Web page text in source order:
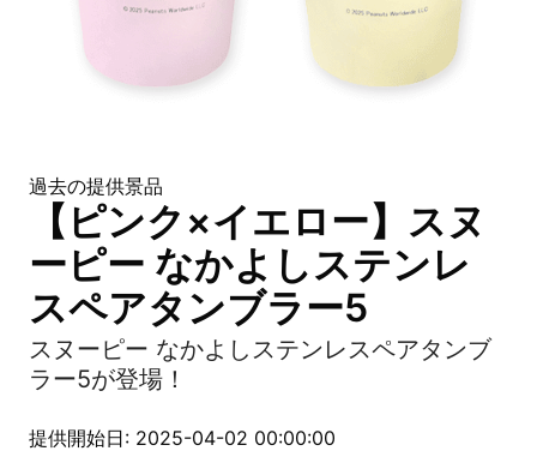
過去の提供景品
【ピンク×イエロー】スヌ
ーピー なかよしステンレ
スペアタンブラー5
スヌーピー なかよしステンレスペアタンブ
ラー5が登場！
提供開始日: 2025-04-02 00:00:00